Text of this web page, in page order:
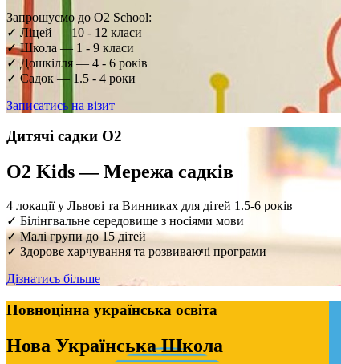
Запрошуємо до O2 School:
✓ Ліцей — 10 - 12 класи
✓ Школа — 1 - 9 класи
✓ Дошкілля — 4 - 6 років
✓ Садок — 1.5 - 4 роки
Записатись на візит
Дитячі садки O2
O2 Kids — Мережа садків
4 локації у Львові та Винниках для дітей 1.5-6 років
✓ Білінгвальне середовище з носіями мови
✓ Малі групи до 15 дітей
✓ Здорове харчування та розвиваючі програми
Дізнатись більше
Повноцінна українська освіта
Нова Українська Школа